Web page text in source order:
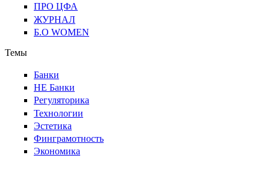
ПРО ЦФА
ЖУРНАЛ
Б.О WOMEN
Темы
Банки
НЕ Банки
Регуляторика
Технологии
Эстетика
Финграмотность
Экономика